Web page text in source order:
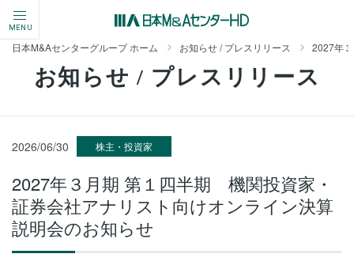
MENU
日本M&Aセンターグループ ホーム お知らせ / プレスリリース 2027年
お知らせ / プレスリリース
2026/06/30 株主・投資家
2027年３月期 第１四半期 機関投資家・
証券会社アナリスト向けオンライン決算
説明会のお知らせ